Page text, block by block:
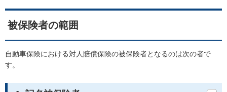
被保険者の範囲
自動車保険における対人賠償保険の被保険者となるのは次の者で
す。